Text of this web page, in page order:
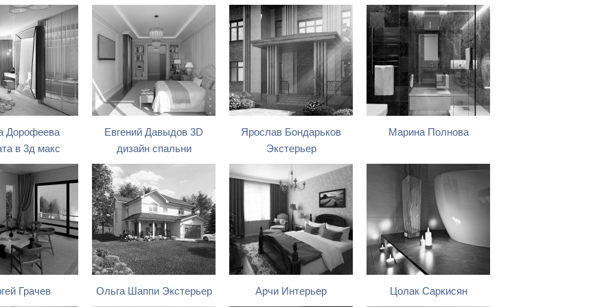
Дорофеева
в 3д макс
Евгений Давыдов 3D
дизайн спальни
Ярослав Бондарьков
Экстерьер
Марина Полнова
Грачев Ольга Шаппи Экстерьер Арчи Интерьер Цолак Саркисян